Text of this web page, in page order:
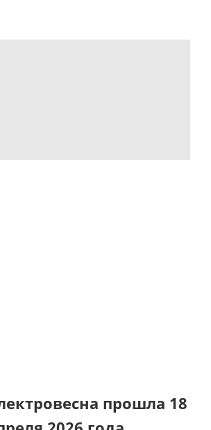
прошла 18